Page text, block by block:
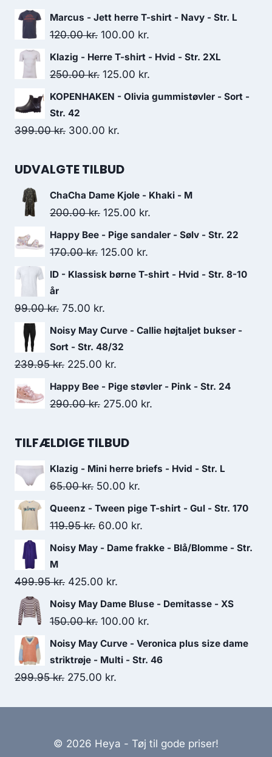
price
was:
price
is:
Marcus - Jett herre T-shirt - Navy - Str. L
120.00kr. Original
price
was:
100.00 kr.
price
Klazig - Herre T-shirt - Hvid - Str. 2XL
250.00kr. Original
price
250.00 kr..
125.00 kr.
price
KOPENHAKEN - Olivia gummistøvler - Sort -
Str. 42
399.00kr. Original
was:
300.00 kr.
is:
UDVALGTE TILBUD
ChaCha Dame Kjole - Khaki - M
200.00kr. Original
price
was:
125.00 kr.
price
Happy Bee - Pige sandaler - Sølv - Str. 22
170.00kr. Original
price
170.00 kr..
125.00 kr.
price
ID - Klassisk børne T-shirt - Hvid - Str. 8-10
år
99.00kr. Original
price
was:
99.00 kr..
75.00 kr.
price
is:
75.00 kr..
Noisy May Curve - Callie højtaljet bukser -
Sort - Str. 48/32
239.95kr. Original
price
was:
225.00 kr.
price
is:
Happy Bee - Pige støvler - Pink - Str. 24
290.00kr. Original
was:
275.00 kr.
TILFÆLDIGE TILBUD
Klazig - Mini herre briefs - Hvid - Str. L
65.00kr. Original
price
was:
50.00 kr.
price
is:
50.00 kr..
Queenz - Tween pige T-shirt - Gul - Str. 170
119.95kr. Original
price
119.95 kr..
60.00 kr.
price
Noisy May - Dame frakke - Blå/Blomme - Str.
M
499.95kr. Original
price
was:
425.00 kr.
price
is:
Noisy May Dame Bluse - Demitasse - XS
150.00kr. Original
price
was:
150.00 kr..
100.00 kr.
price
is:
Noisy May Curve - Veronica plus size dame
striktrøje - Multi - Str. 46
299.95kr. Original
275.00 kr.
© 2026 Heya - Tøj til gode priser!